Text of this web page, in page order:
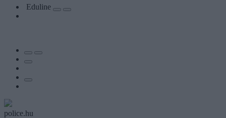
Eduline
police.hu